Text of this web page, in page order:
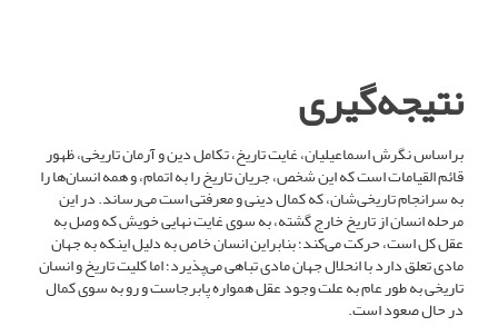
نتیجه‌گیری
براساس نگرش اسماعیلیان، غایت تاریخ، تکامل دین و آرمان تاریخی، ظهور
قائم القیامات است که این شخص، جریان تاریخ را به اتمام، و همه انسان‌ها را
به سرانجام تاریخی‌شان، که کمال دینی و معرفتی است می‌رساند. در این
مرحله انسان از تاریخ خارج گشته، به سوی غایت نهایی خویش که وصل به
عقل کل است، حرکت می‌کند؛ بنابراین انسان خاص به دلیل اینکه به جهان
مادی تعلق دارد با انحلال جهان مادی تباهی می‌پذیرد؛ اما کلیت تاریخ و انسان
تاریخی به طور عام به علت وجود عقل همواره پابرجاست و رو به سوی کمال
در حال صعود است.